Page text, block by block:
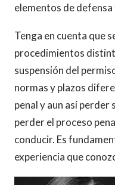
elementos de
Tenga en cuenta que
procedimientos
suspensión del
normas y plazos
penal y aun así perder
perder el proceso
conducir. Es
experiencia que